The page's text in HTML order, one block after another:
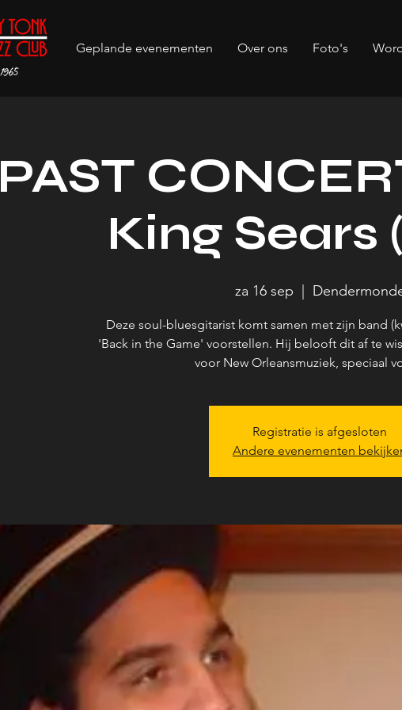
Geplande evenementen Over ons Foto's
PAST
King Sears
za 16 sep
Deze soul-bluesgitarist komt samen met zijn band
'Back in the Game' voorstellen. Hij belooft dit af te
voor New Orleansmuziek, speciaal
Registratie is afgesloten
Andere evenementen